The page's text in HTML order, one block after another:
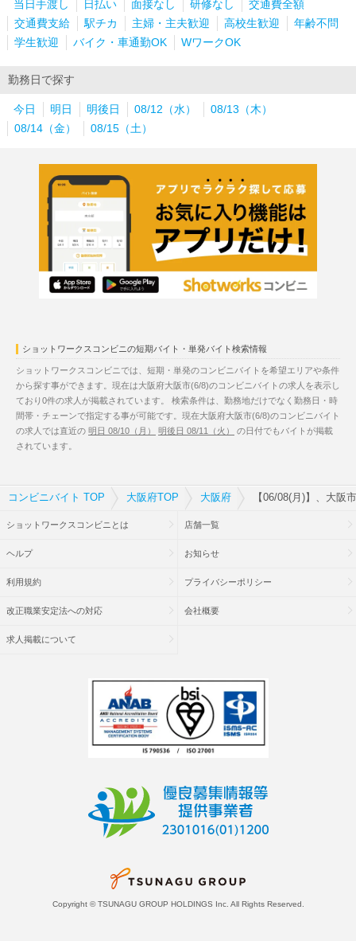
当日手渡し 日払い 面接なし 研修なし
交通費全額
交通費支給
駅チカ 主婦・主夫歓迎 高校生歓迎
年齢不問
学生歓迎
バイク・車通勤OK WワークOK
勤務日で探す
今日 明日 明後日 08/12（水）
08/13（木）
08/14（金）
08/15（土）
ショットワークスコンビニの短期バイト・単発バイト検索情報
ショットワークスコンビニでは、短期・単発のコンビニバイトを希望エリアや条件
から探す事ができます。現在は大阪府大阪市(6/8)のコンビニバイトの求人を表示し
ており0件の求人が掲載されています。 検索条件は、勤務地だけでなく勤務日・時
間帯・チェーンで指定する事が可能です。現在大阪府大阪市(6/8)のコンビニバイト
の求人では直近の 明日 08/10（月） 明後日 08/11（火）
の日付でもバイトが掲載
されています。
コンビニバイト TOP 大阪府TOP 大阪府 【06/08(月)】、大阪
ショットワークスコンビニとは 店舗一覧
ヘルプ お知らせ
利用規約 プライバシーポリシー
改正職業安定法への対応 会社概要
求人掲載について
Copyright © TSUNAGU GROUP HOLDINGS Inc. All Rights Reserved.